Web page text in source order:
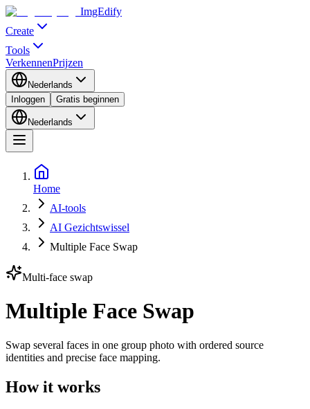
ImgEdify
Create
Tools
VerkennenPrijzen
Nederlands
Inloggen
Gratis beginnen
Nederlands
Home
AI-tools
AI Gezichtswissel
Multiple Face Swap
Multi-face swap
Multiple Face Swap
Swap several faces in one group photo with ordered source
identities and precise face mapping.
How it works